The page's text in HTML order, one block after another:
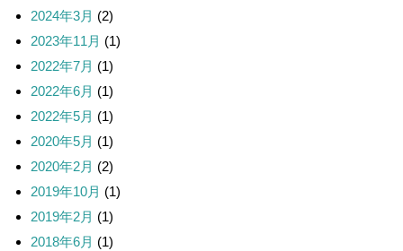
2024年3月 (2)
2023年11月 (1)
2022年7月 (1)
2022年6月 (1)
2022年5月 (1)
2020年5月 (1)
2020年2月 (2)
2019年10月 (1)
2019年2月 (1)
2018年6月 (1)